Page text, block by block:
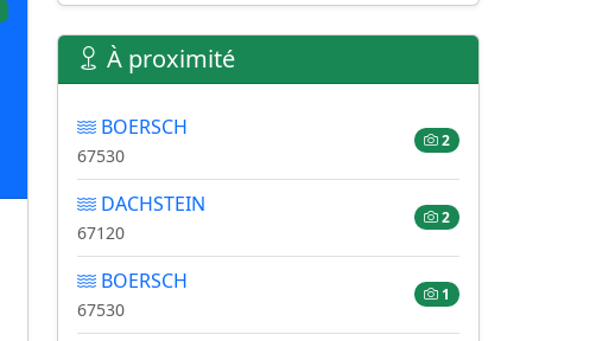
À proximité
BOERSCH
67530
2
DACHSTEIN
67120
2
BOERSCH
67530
1